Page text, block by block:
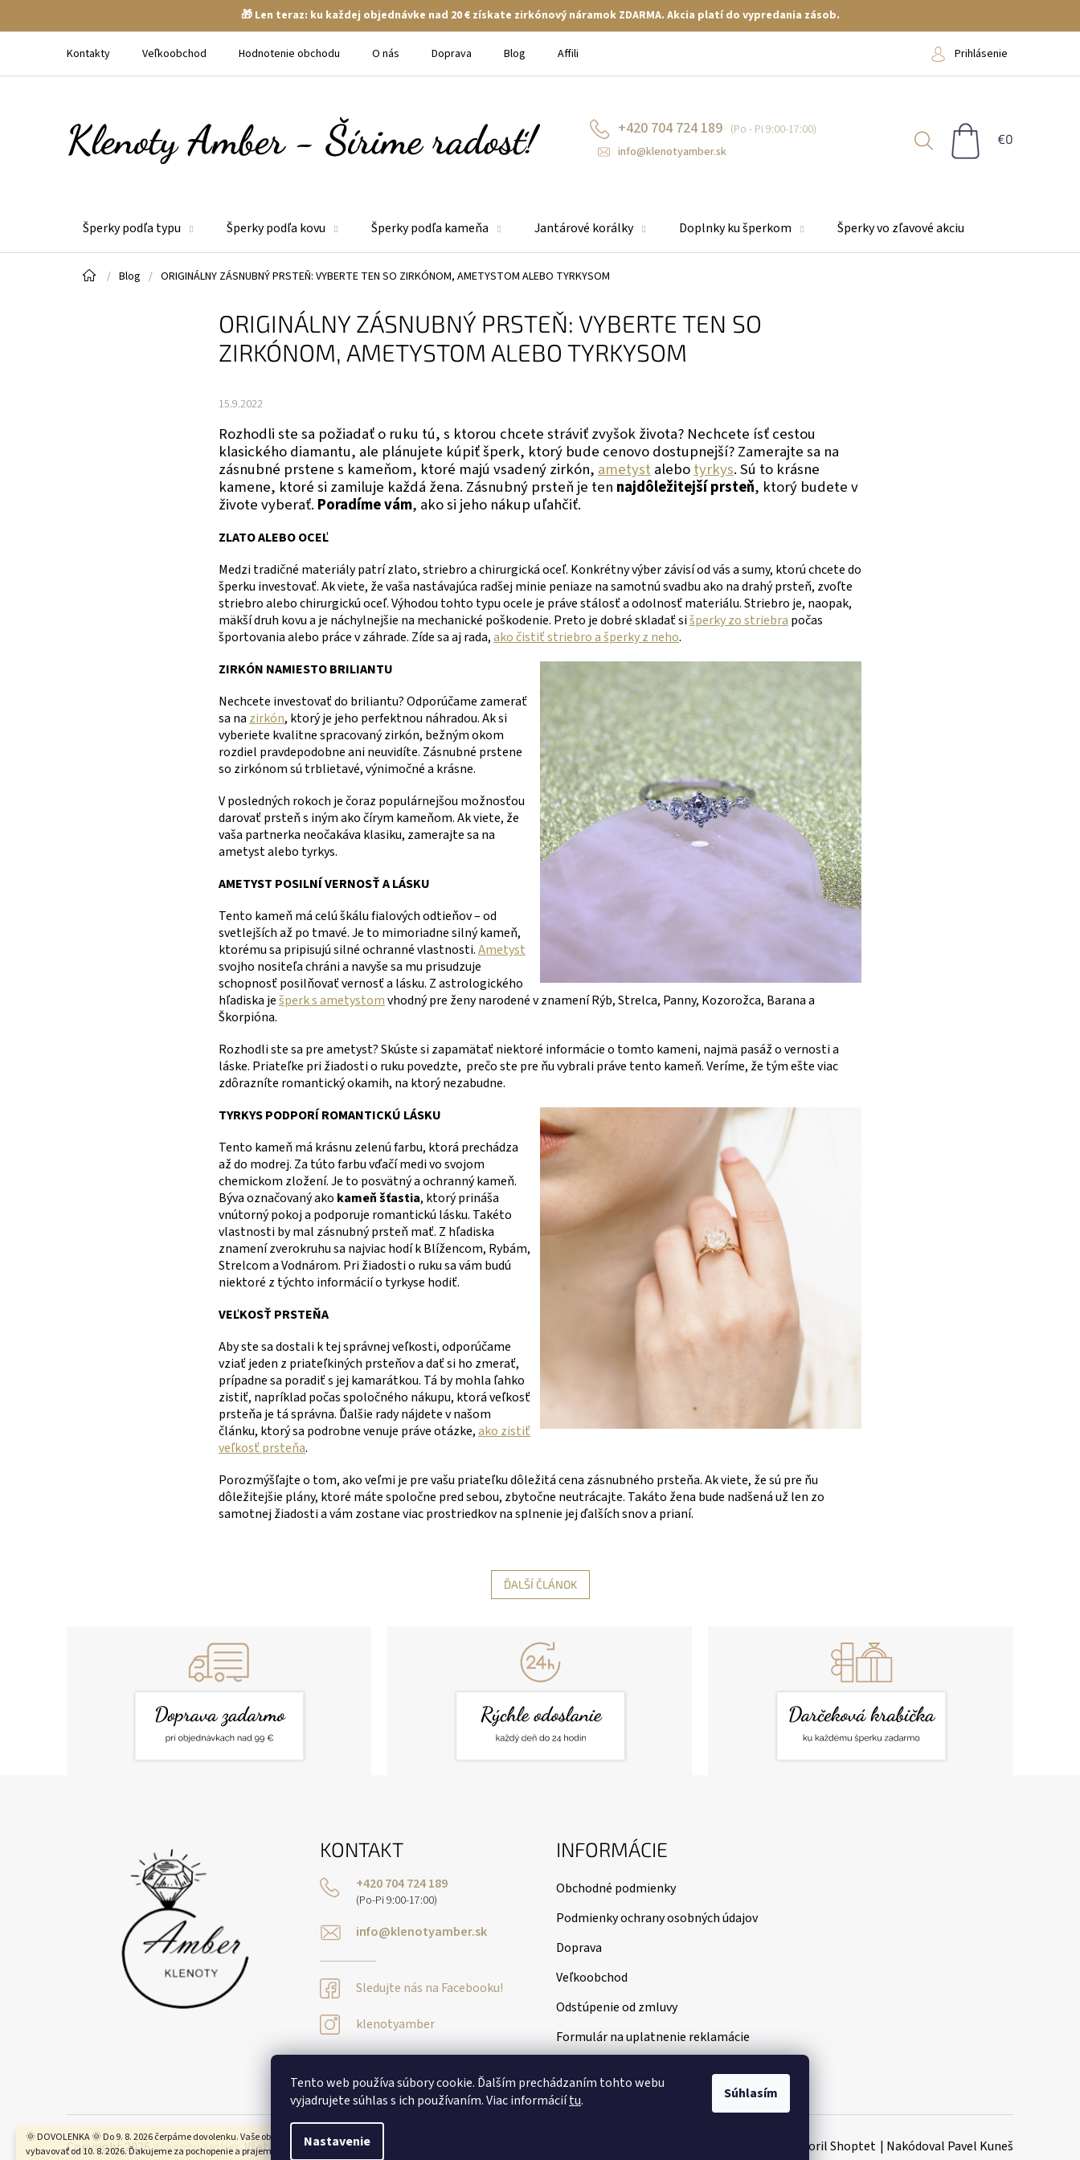
🎁 Len teraz: ku každej objednávke nad 20 € získate zirkónový náramok ZDARMA. Akcia platí do vypredania zásob.
Tento web používa súbory cookie. Ďalším prechádzaním tohto webu
vyjadrujete súhlas s ich používaním. Viac informáciítu.
Nastavenie
Súhlasím
🌞 DOVOLENKA 🌞 Do 9. 8. 2026 čerpáme dovolenku. Vaše objednávky budeme
vybavovať od 10. 8. 2026. Ďakujeme za pochopenie a prajeme krásne leto! 🌿
Kontakty Veľkoobchod Hodnotenie obchodu O nás Doprava Blog Affiliate Prihlásenie
+420 704 724 189
info@klenotyamber.sk
NÁKUPNÝ
Šperky podľa typu Šperky podľa kovu Šperky podľa kameňa Jantárové korálky Doplnky ku šperkom Šperky vo zľavové akciu
Domov
/ Blog / ORIGINÁLNY ZÁSNUBNÝ PRSTEŇ: VYBERTE TEN SO ZIRKÓNOM, AMETYSTOM ALEBO TYRKYSOM
ORIGINÁLNY ZÁSNUBNÝ PRSTEŇ: VYBERTE TEN SO
ZIRKÓNOM, AMETYSTOM ALEBO TYRKYSOM
15.9.2022
Rozhodli ste sa požiadať o ruku tú, s ktorou chcete stráviť zvyšok života? Nechcete ísť cestou
klasického diamantu, ale plánujete kúpiť šperk, ktorý bude cenovo dostupnejší? Zamerajte sa na
zásnubné prstene s kameňom, ktoré majú vsadený zirkón, ametyst alebotyrkys. Sú to krásne
kamene, ktoré si zamiluje každá žena. Zásnubný prsteň je ten najdôležitejší prsteň, ktorý budete v
živote vyberať. Poradíme vám, ako si jeho nákup uľahčiť.
ZLATO ALEBO OCEĽ
Medzi tradičné materiály patrí zlato, striebro a chirurgická oceľ. Konkrétny výber závisí od vás a sumy, ktorú chcete do
šperku investovať. Ak viete, že vaša nastávajúca radšej minie peniaze na samotnú svadbu ako na drahý prsteň, zvoľte
striebro alebo chirurgickú oceľ. Výhodou tohto typu ocele je práve stálosť a odolnosť materiálu. Striebro je, naopak,
mäkší druh kovu a je náchylnejšie na mechanické poškodenie. Preto je dobré skladať sišperky zo striebra počas
športovania alebo práce v záhrade. Zíde sa aj rada,ako čistiť striebro a šperky z neho.
ZIRKÓN NAMIESTO BRILIANTU
Nechcete investovať do briliantu? Odporúčame zamerať
sa na zirkón, ktorý je jeho perfektnou náhradou. Ak si
vyberiete kvalitne spracovaný zirkón, bežným okom
rozdiel pravdepodobne ani neuvidíte. Zásnubné prstene
so zirkónom sú trblietavé, výnimočné a krásne.
V posledných rokoch je čoraz populárnejšou možnosťou
darovať prsteň s iným ako čírym kameňom. Ak viete, že
vaša partnerka neočakáva klasiku, zamerajte sa na
ametyst alebo tyrkys.
AMETYST POSILNÍ VERNOSŤ A LÁSKU
Tento kameň má celú škálu fialových odtieňov – od
svetlejších až po tmavé. Je to mimoriadne silný kameň,
ktorému sa pripisujú silné ochranné vlastnosti.Ametyst
svojho nositeľa chráni a navyše sa mu prisudzuje
schopnosť posilňovať vernosť a lásku. Z astrologického
hľadiska ješperk s ametystomvhodný pre ženy narodené v znamení Rýb, Strelca, Panny, Kozorožca, Barana a
Škorpióna.
Rozhodli ste sa pre ametyst? Skúste si zapamätať niektoré informácie o tomto kameni, najmä pasáž o vernosti a
láske. Priateľke pri žiadosti o ruku povedzte, prečo ste pre ňu vybrali práve tento kameň. Veríme, že tým ešte viac
zdôrazníte romantický okamih, na ktorý nezabudne.
TYRKYS PODPORÍ ROMANTICKÚ LÁSKU
Tento kameň má krásnu zelenú farbu, ktorá prechádza
až do modrej. Za túto farbu vďačí medi vo svojom
chemickom zložení. Je to posvätný a ochranný kameň.
Býva označovaný ako kameň šťastia, ktorý prináša
vnútorný pokoj a podporuje romantickú lásku. Takéto
vlastnosti by mal zásnubný prsteň mať. Z hľadiska
znamení zverokruhu sa najviac hodí k Blížencom, Rybám,
Strelcom a Vodnárom. Pri žiadosti o ruku sa vám budú
niektoré z týchto informácií o tyrkyse hodiť.
​​VEĽKOSŤ PRSTEŇA
Aby ste sa dostali k tej správnej veľkosti, odporúčame
vziať jeden z priateľkiných prsteňov a dať si ho zmerať,
prípadne sa poradiť s jej kamarátkou. Tá by mohla ľahko
zistiť, napríklad počas spoločného nákupu, ktorá veľkosť
prsteňa je tá správna. Ďalšie rady nájdete v našom
článku, ktorý sa podrobne venuje práve otázke,ako zistiť
veľkosť prsteňa.
Porozmýšľajte o tom, ako veľmi je pre vašu priateľku dôležitá cena zásnubného prsteňa. Ak viete, že sú pre ňu
dôležitejšie plány, ktoré máte spoločne pred sebou, zbytočne neutrácajte. Takáto žena bude nadšená už len zo
samotnej žiadosti a vám zostane viac prostriedkov na splnenie jej ďalších snov a prianí.
ĎALŠÍ ČLÁNOK
KONTAKT
+420 704 724 189
(Po-Pi 9:00-17:00)
info@klenotyamber.sk
Sledujte nás na Facebooku!
klenotyamber
INFORMÁCIE
Obchodné podmienky
Podmienky ochrany osobných údajov
Doprava
Veľkoobchod
Odstúpenie od zmluvy
Formulár na uplatnenie reklamácie
Vytvoril Shoptet | Nakódoval Pavel Kuneš
Copyright 2026Klenoty Amber. Všetky práva vyhradené.